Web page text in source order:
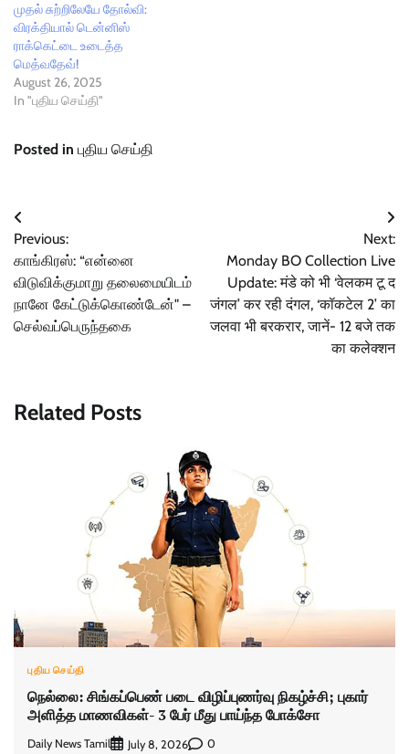
முதல் சுற்றிலேயே தோல்வி:
விரக்தியால் டென்னிஸ்
ராக்கெட்டை உடைத்த
மெத்வதேவ்!
August 26, 2025
In "புதிய செய்தி"
Posted in புதிய செய்தி
Post
navigation
Previous:
காங்கிரஸ்: “என்னை
விடுவிக்குமாறு தலைமையிடம்
நானே கேட்டுக்கொண்டேன்" –
செல்வப்பெருந்தகை
Next:
Monday BO Collection Live
Update: मंडे को भी ‘वेलकम टू द
जंगल’ कर रही दंगल, ‘कॉकटेल 2’ का
जलवा भी बरकरार, जानें- 12 बजे तक
का कलेक्शन
Related Posts
புதிய செய்தி
நெல்லை: சிங்கப்பெண் படை விழிப்புணர்வு நிகழ்ச்சி; புகார்
அளித்த மாணவிகள்- 3 பேர் மீது பாய்ந்த போக்சோ
Daily News Tamil July 8, 2026 0